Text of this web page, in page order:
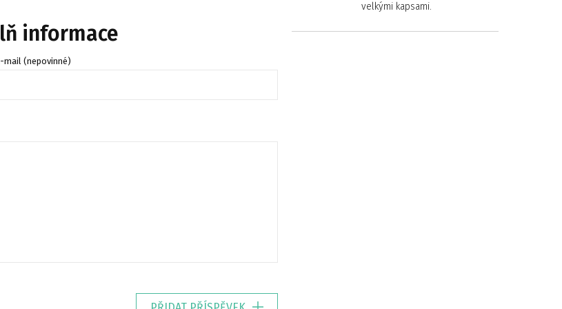
informace
mail (nepovinné)
velkými kapsami.